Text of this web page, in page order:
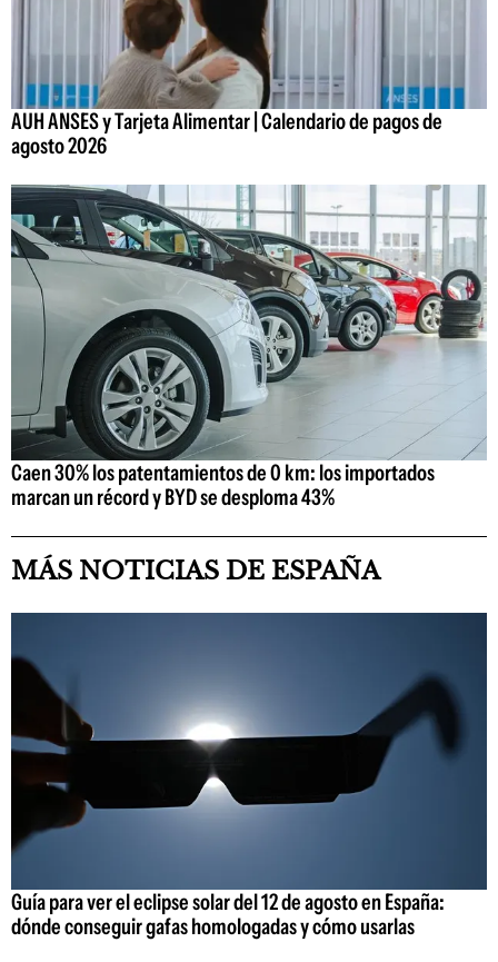
AUH ANSES y Tarjeta Alimentar | Calendario de pagos de
agosto 2026
Caen 30% los patentamientos de 0 km: los importados
marcan un récord y BYD se desploma 43%
MÁS NOTICIAS DE ESPAÑA
Guía para ver el eclipse solar del 12 de agosto en España:
dónde conseguir gafas homologadas y cómo usarlas